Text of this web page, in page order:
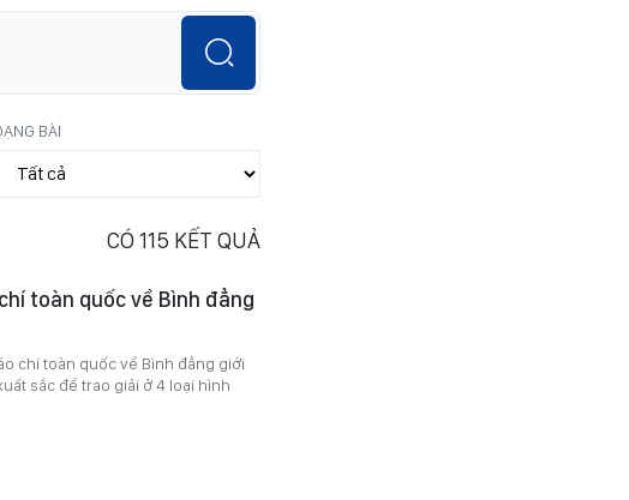
BÀI
CÓ 115 KẾT QUẢ
toàn quốc về Bình đẳng
chí toàn quốc về Bình đẳng giới
sắc để trao giải ở 4 loại hình